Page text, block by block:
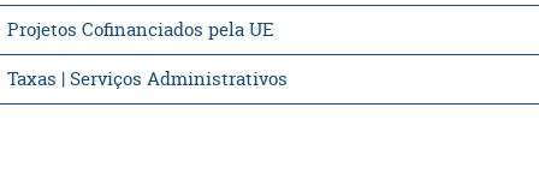
Projetos Cofinanciados pela UE
Taxas | Serviços Administrativos